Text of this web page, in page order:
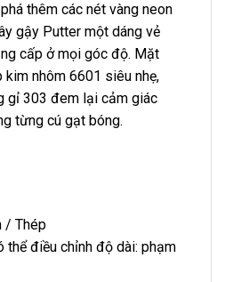
thêm các nét vàng neon
gậy Putter một dáng vẻ
cấp ở mọi góc độ. Mặt
nhôm 6601 siêu nhẹ,
gỉ 303 đem lại cảm giác
từng cú gạt bóng.
/ Thép
thể điều chỉnh độ dài: phạm